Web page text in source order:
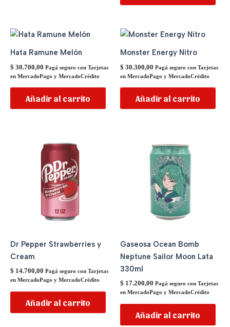
Hata Ramune Melón
$ 30.700,00 Pagá seguro con Tarjetas
en MercadoPago y MercadoCrédito
Añadir al carrito
Monster Energy Nitro
$ 30.300,00 Pagá seguro con Tarjetas
en MercadoPago y MercadoCrédito
Añadir al carrito
Dr Pepper Strawberries y
Cream
$ 14.700,00 Pagá seguro con Tarjetas
en MercadoPago y MercadoCrédito
Añadir al carrito
Gaseosa Ocean Bomb
Neptune Sailor Moon Lata
330ml
$ 17.200,00 Pagá seguro con Tarjetas
en MercadoPago y MercadoCrédito
Añadir al carrito